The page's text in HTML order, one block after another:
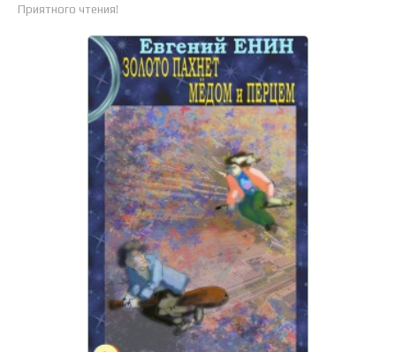
Приятного чтения!